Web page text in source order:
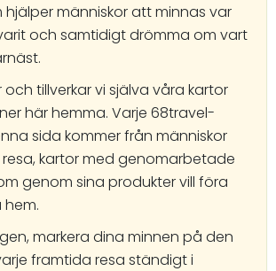
människor att minnas var
och samtidigt drömma om vart
tillverkar vi själva våra kartor
här hemma. Varje 68travel-
sida kommer från människor
kartor med genomarbetade
genom sina produkter vill föra
hem.
markera dina minnen på den
framtida resa ständigt i